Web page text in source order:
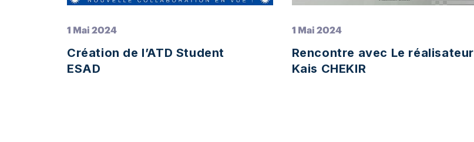
1 Mai 2024
Création de l’ATD Student
ESAD
1 Mai 2024
Rencontre avec Le réalisateur
Kais CHEKIR